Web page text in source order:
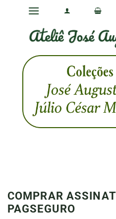
COMPRAR
PAGSEGURO